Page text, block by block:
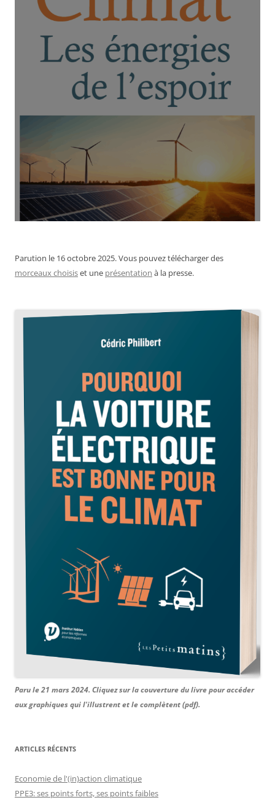
Parution le 16 octobre 2025. Vous pouvez télécharger des
morceaux choisiset une présentation à la presse.
Paru le 21 mars 2024. Cliquez sur la couverture du livre pour accéder
aux graphiques qui l'illustrent et le complètent (pdf).
ARTICLES RÉCENTS
Economie de l'(in)action climatique
PPE3: ses points forts, ses points faibles